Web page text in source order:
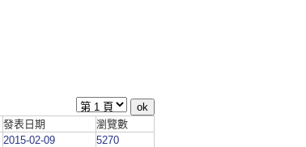
發表日期
瀏覽數
2015-02-09
5270